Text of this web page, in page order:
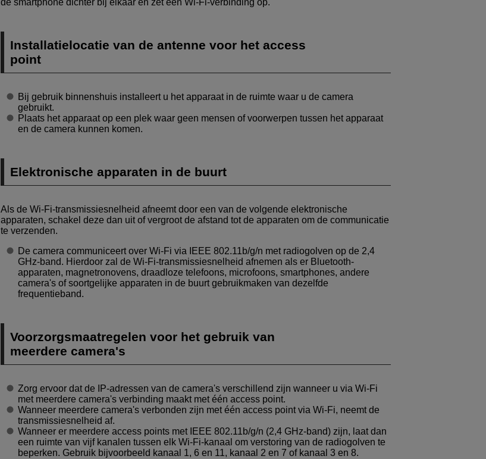
de smartphone dichter bij elkaar en zet een Wi-Fi-verbinding op.
Installatielocatie van de antenne voor het access
point
Bij gebruik binnenshuis installeert u het apparaat in de ruimte waar u de camera
gebruikt.
Plaats het apparaat op een plek waar geen mensen of voorwerpen tussen het apparaat
en de camera kunnen komen.
Elektronische apparaten in de buurt
Als de Wi-Fi-transmissiesnelheid afneemt door een van de volgende elektronische
apparaten, schakel deze dan uit of vergroot de afstand tot de apparaten om de communicatie
te verzenden.
De camera communiceert over Wi-Fi via IEEE 802.11b/g/n met radiogolven op de 2,4
GHz-band. Hierdoor zal de Wi-Fi-transmissiesnelheid afnemen als er Bluetooth-
apparaten, magnetronovens, draadloze telefoons, microfoons, smartphones, andere
camera's of soortgelijke apparaten in de buurt gebruikmaken van dezelfde
frequentieband.
Voorzorgsmaatregelen voor het gebruik van
meerdere camera's
Zorg ervoor dat de IP-adressen van de camera's verschillend zijn wanneer u via Wi-Fi
met meerdere camera's verbinding maakt met één access point.
Wanneer meerdere camera's verbonden zijn met één access point via Wi-Fi, neemt de
transmissiesnelheid af.
Wanneer er meerdere access points met IEEE 802.11b/g/n (2,4 GHz-band) zijn, laat dan
een ruimte van vijf kanalen tussen elk Wi-Fi-kanaal om verstoring van de radiogolven te
beperken. Gebruik bijvoorbeeld kanaal 1, 6 en 11, kanaal 2 en 7 of kanaal 3 en 8.